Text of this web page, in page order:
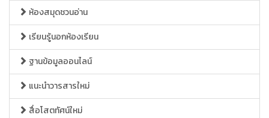
ห้องสมุดชวนอ่าน
เรียนรู้นอกห้องเรียน
ฐานข้อมูลออนไลน์
แนะนำวารสารใหม่
สื่อโสตทัศน์ใหม่